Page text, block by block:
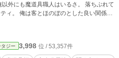
外にも魔道具職人はいるさ。 落ちぶれて
ィ。 俺は客とほのぼのとした良い関係を
ていくのだった。
タジー 3,998 位 / 53,357件